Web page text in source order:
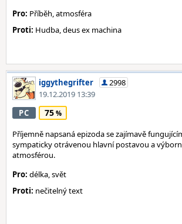
Pro: Příběh, atmosféra
Proti: Hudba, deus ex machina
iggythegrifter
2998
19.12.2019 13:39
PC 75
Příjemně napsaná epizoda se zajímavě
sympaticky otrávenou hlavní postavou a
atmosférou.
Pro: délka, svět
Proti: nečitelný text